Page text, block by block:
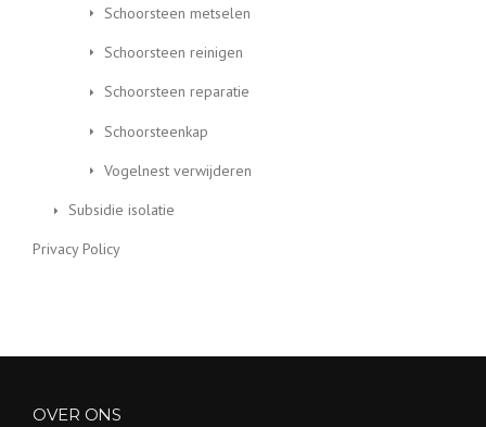
Schoorsteen metselen
Schoorsteen reinigen
Schoorsteen reparatie
Schoorsteenkap
Vogelnest verwijderen
Subsidie isolatie
Privacy Policy
OVER ONS